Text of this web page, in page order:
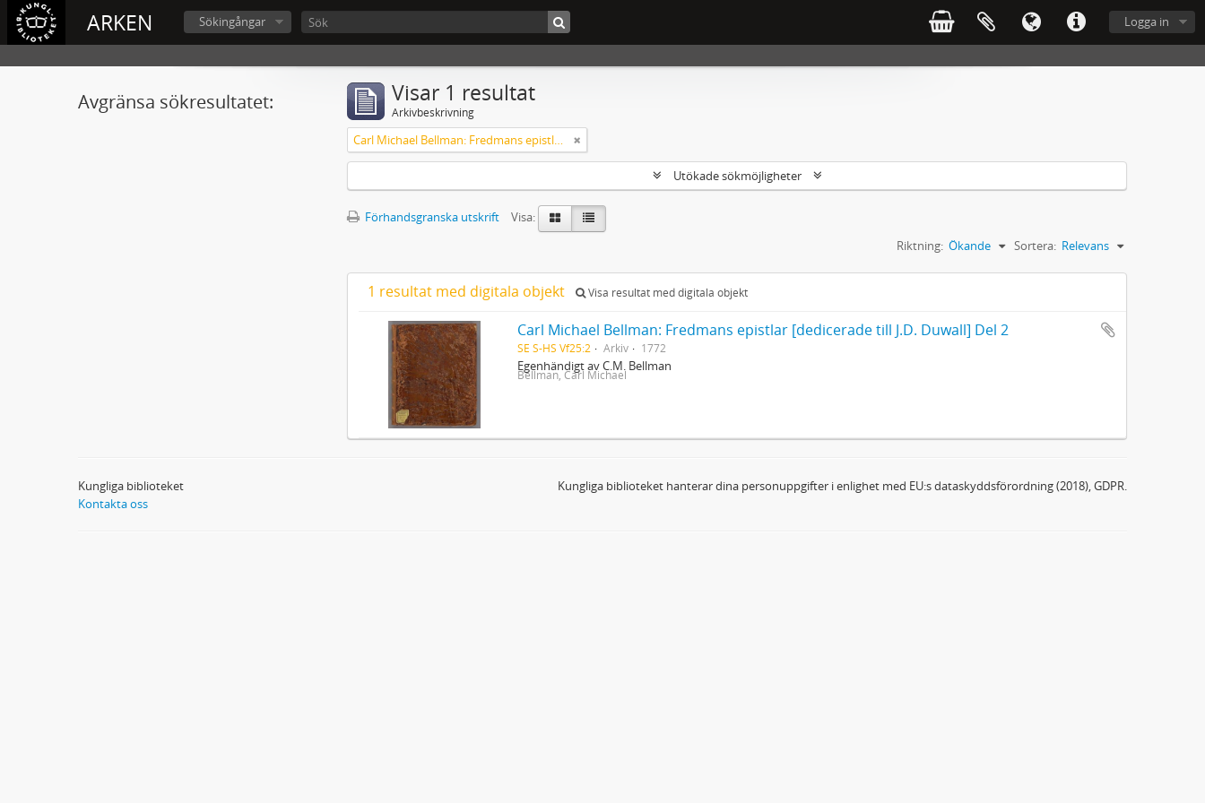
ARKEN Logga in
Sökingångar
Avgränsa sökresultatet: Visar 1 resultat
Arkivbeskrivning
Carl Michael Bellman: Fredmans epistlar [dedicerade till J.D. Duwall] Del 2
Utökade sökmöjligheter
Förhandsgranska utskrift
Visa:
Sortera: Relevans
Riktning: Ökande
1 resultat med digitala objekt Visa resultat med digitala objekt
Carl Michael Bellman: Fredmans epistlar [dedicerade till J.D. Duwall] Del 2
SE S-HS Vf25:2 Arkiv 1772
Egenhändigt av C.M. Bellman
Bellman, Carl Michael
Kungliga biblioteket
Kontakta oss
Kungliga biblioteket hanterar dina personuppgifter i enlighet med EU:s dataskyddsförordning (2018), GDPR.